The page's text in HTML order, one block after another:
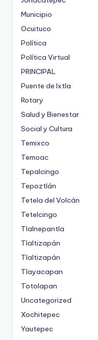
Municipio
Ocuituco
Política
Política Virtual
PRINCIPAL
Puente de Ixtla
Rotary
Salud y Bienestar
Social y Cultura
Temixco
Temoac
Tepalcingo
Tepoztlán
Tetela del Volcán
Tetelcingo
Tlalnepantla
Tlaltizapán
Tlaltizapán
Tlayacapan
Totolapan
Uncategorized
Xochitepec
Yautepec